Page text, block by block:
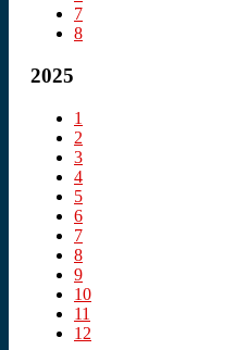
7
8
2025
1
2
3
4
5
6
7
8
9
10
11
12